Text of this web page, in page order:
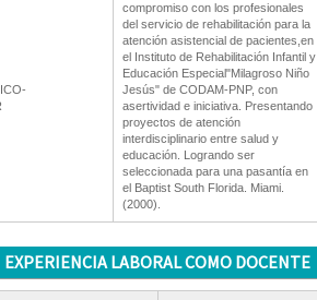
compromiso con los profesionales
del servicio de rehabilitación para la
atención asistencial de pacientes,en
el Instituto de Rehabilitación Infantil y
Educación Especial"Milagroso Niño
Jesús" de CODAM-PNP, con
asertividad e iniciativa. Presentando
proyectos de atención
interdisciplinario entre salud y
educación. Logrando ser
seleccionada para una pasantía en
el Baptist South Florida. Miami.
(2000).
EXPERIENCIA LABORAL COMO DOCENTE